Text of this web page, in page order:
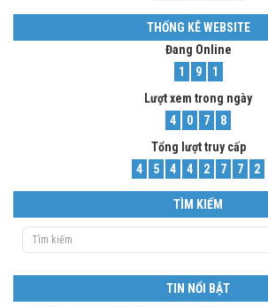
THỐNG KÊ WEBSITE
Đang Online
1
9
1
Lượt xem trong ngày
4
0 7
8
Tổng lượt truy cấp
4
5 4 4 2 7 7 2
TÌM KIẾM
TIN NỔI BẬT